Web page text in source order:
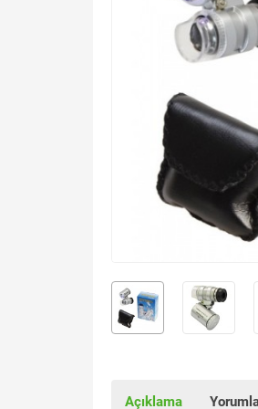
Açıklama